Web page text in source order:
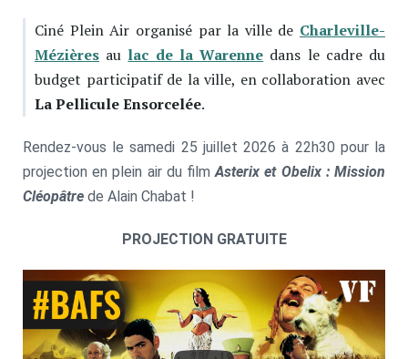
Ciné Plein Air organisé par la ville de Charleville-
Mézières au lac de la Warenne dans le cadre du
budget participatif de la ville, en collaboration avec
La Pellicule Ensorcelée.
Rendez-vous le samedi 25 juillet 2026 à 22h30 pour la
projection en plein air du filmAsterix et Obelix : Mission
Cléopâtre de Alain Chabat !
PROJECTION GRATUITE